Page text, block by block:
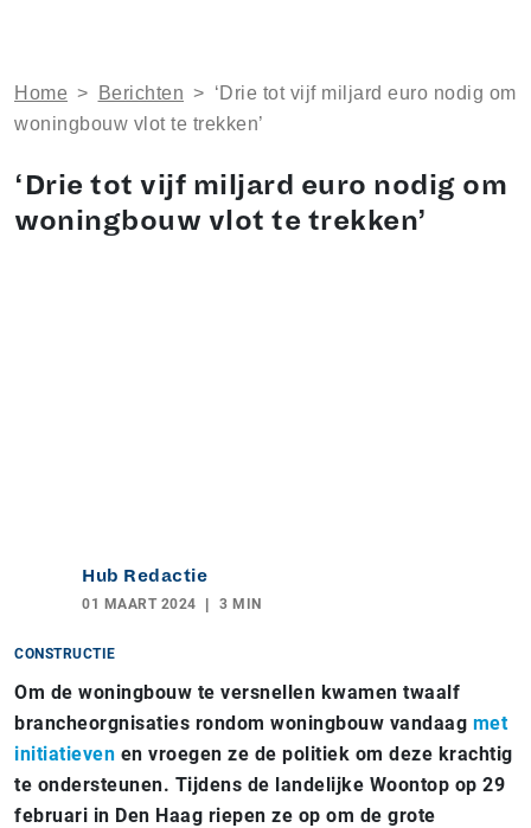
Home > Berichten > ‘Drie tot vijf miljard euro nodig om
woningbouw vlot te trekken’
‘Drie tot vijf miljard euro nodig om
woningbouw vlot te trekken’
Hub Redactie
01 MAART 2024 3 MIN
CONSTRUCTIE
Om de woningbouw te versnellen kwamen twaalf
brancheorgnisaties rondom woningbouw vandaag met
initiatieven en vroegen ze de politiek om deze krachtig
te ondersteunen. Tijdens de landelijke Woontop op 29
februari in Den Haag riepen ze op om de grote